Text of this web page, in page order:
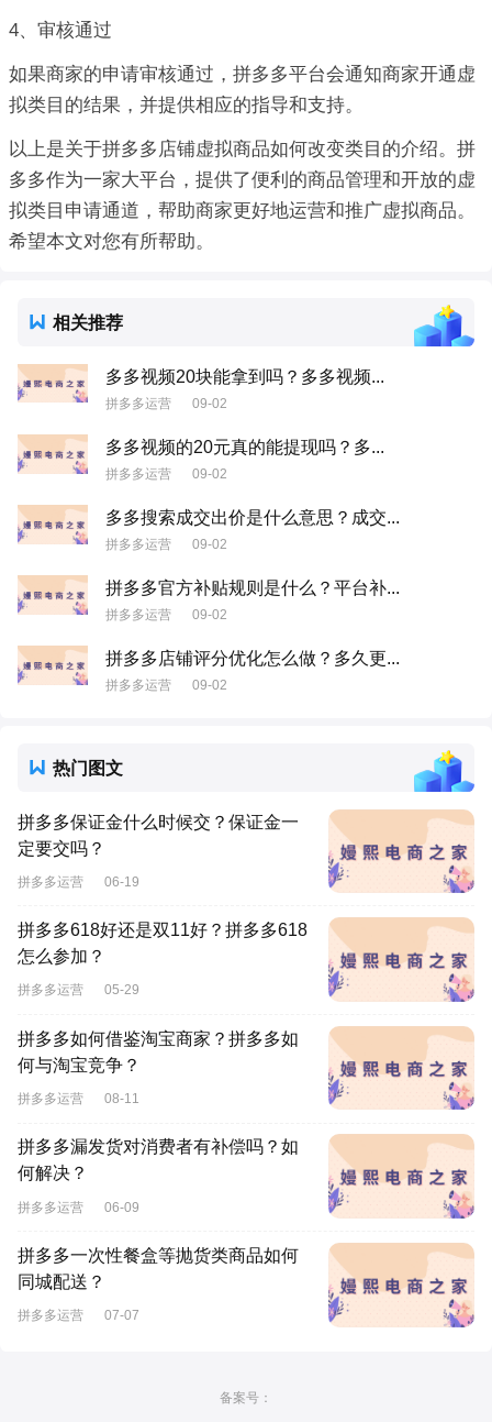
4、审核通过
如果商家的申请审核通过，拼多多平台会通知商家开通虚
拟类目的结果，并提供相应的指导和支持。
以上是关于拼多多店铺虚拟商品如何改变类目的介绍。拼
多多作为一家大平台，提供了便利的商品管理和开放的虚
拟类目申请通道，帮助商家更好地运营和推广虚拟商品。
希望本文对您有所帮助。
相关推荐
多多视频20块能拿到吗？多多视频...
拼多多运营 09-02
多多视频的20元真的能提现吗？多...
拼多多运营 09-02
多多搜索成交出价是什么意思？成交...
拼多多运营 09-02
拼多多官方补贴规则是什么？平台补...
拼多多运营 09-02
拼多多店铺评分优化怎么做？多久更...
拼多多运营 09-02
热门图文
拼多多保证金什么时候交？保证金一
定要交吗？
拼多多运营 06-19
拼多多618好还是双11好？拼多多618
怎么参加？
拼多多运营 05-29
拼多多如何借鉴淘宝商家？拼多多如
何与淘宝竞争？
拼多多运营 08-11
拼多多漏发货对消费者有补偿吗？如
何解决？
拼多多运营 06-09
拼多多一次性餐盒等抛货类商品如何
同城配送？
拼多多运营 07-07
备案号：